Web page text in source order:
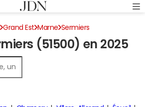
Grand Est Marne Sermiers
(51500) en 2025